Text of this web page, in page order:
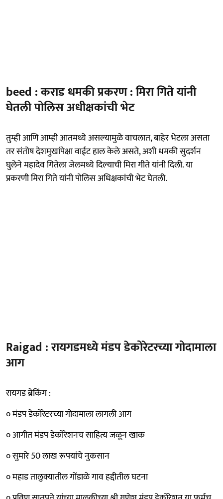
beed : कराड धमकी प्रकरण : मिरा गिते यांनी
घेतली पोलिस अधीक्षकांची भेट
तुम्ही आणि आम्ही आतमध्ये असल्यामुळे वाचलात, बाहेर भेटला असता
तर संतोष देशमुखांपेक्षा वाईट हाल केले असते, अशी धमकी सुदर्शन
घुलेने महादेव गितेला जेलमध्ये दिल्याची मिरा गीते यांनी दिली. या
प्रकरणी मिरा गिते यांनी पोलिस अधिक्षकांची भेट घेतली.
Raigad : रायगडमध्ये मंडप डेकोरेटरच्या गोदामाला
आग
रायगड ब्रेकिंग :
० मंडप डेकोरेटरच्या गोदामाला लागली आग
० आगीत मंडप डेकोरेशनच साहित्य जळून खाक
० सुमारे 50 लाख रूपयांचे नुकसान
० महाड तालुक्यातील गोंडाळे गाव हद्दीतील घटना